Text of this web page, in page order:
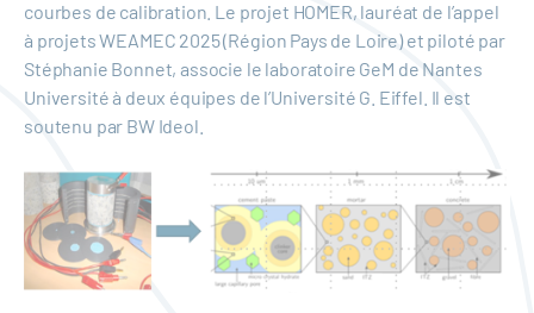
courbes de calibration. Le projet HOMER, lauréat de l’appel
à projets WEAMEC 2025 (Région Pays de Loire) et piloté par
Stéphanie Bonnet, associe le laboratoire GeM de Nantes
Université à deux équipes de l’Université G. Eiffel. Il est
soutenu par BW Ideol.